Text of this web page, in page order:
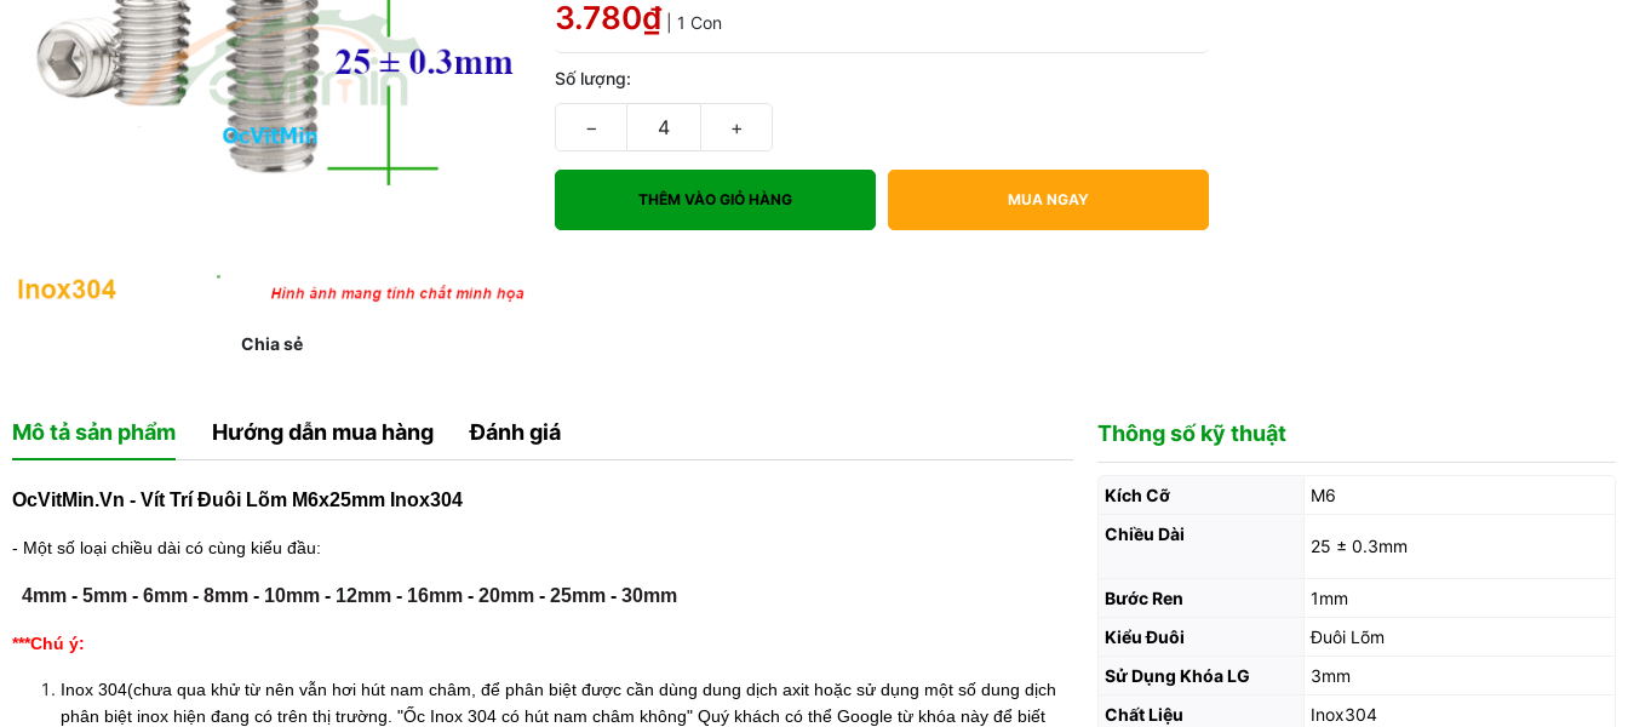
Chia sẻ
3.780₫ | 1 Con
Số lượng:
− +
THÊM VÀO GIỎ HÀNG MUA NGAY
Mô tả sản phẩm Hướng dẫn mua hàng Đánh giá
OcVitMin.Vn - Vít Trí Đuôi Lõm M6x25mm Inox304
- Một số loại chiều dài có cùng kiểu đầu:
4mm - 5mm - 6mm - 8mm - 10mm - 12mm - 16mm - 20mm - 25mm - 30mm
***Chú ý:
Inox 304(chưa qua khử từ nên vẫn hơi hút nam châm, để phân biệt được cần dùng dung dịch axit hoặc sử dụng một số dung dịch
phân biệt inox hiện đang có trên thị trường. "Ốc Inox 304 có hút nam châm không" Quý khách có thể Google từ khóa này để biết
Thông số kỹ thuật
Kích Cỡ
M6
Chiều Dài
25 ± 0.3mm
Bước Ren
1mm
Kiểu Đuôi
Đuôi Lõm
Sử Dụng Khóa LG
3mm
Chất Liệu
Inox304